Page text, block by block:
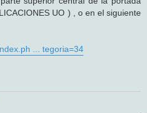
UO ) , o en el siguiente
... tegoria=34